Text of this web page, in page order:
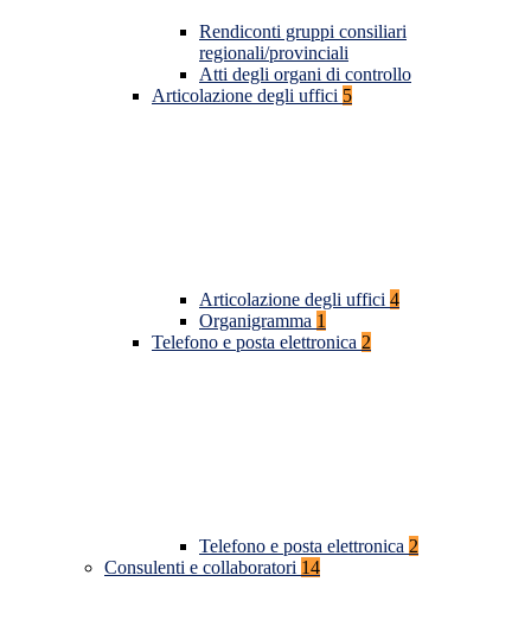
Rendiconti gruppi consiliari
regionali/provinciali
Atti degli organi di controllo
Articolazione degli uffici 5
Articolazione degli uffici 4
Organigramma 1
Telefono e posta elettronica 2
Telefono e posta elettronica 2
Consulenti e collaboratori 14